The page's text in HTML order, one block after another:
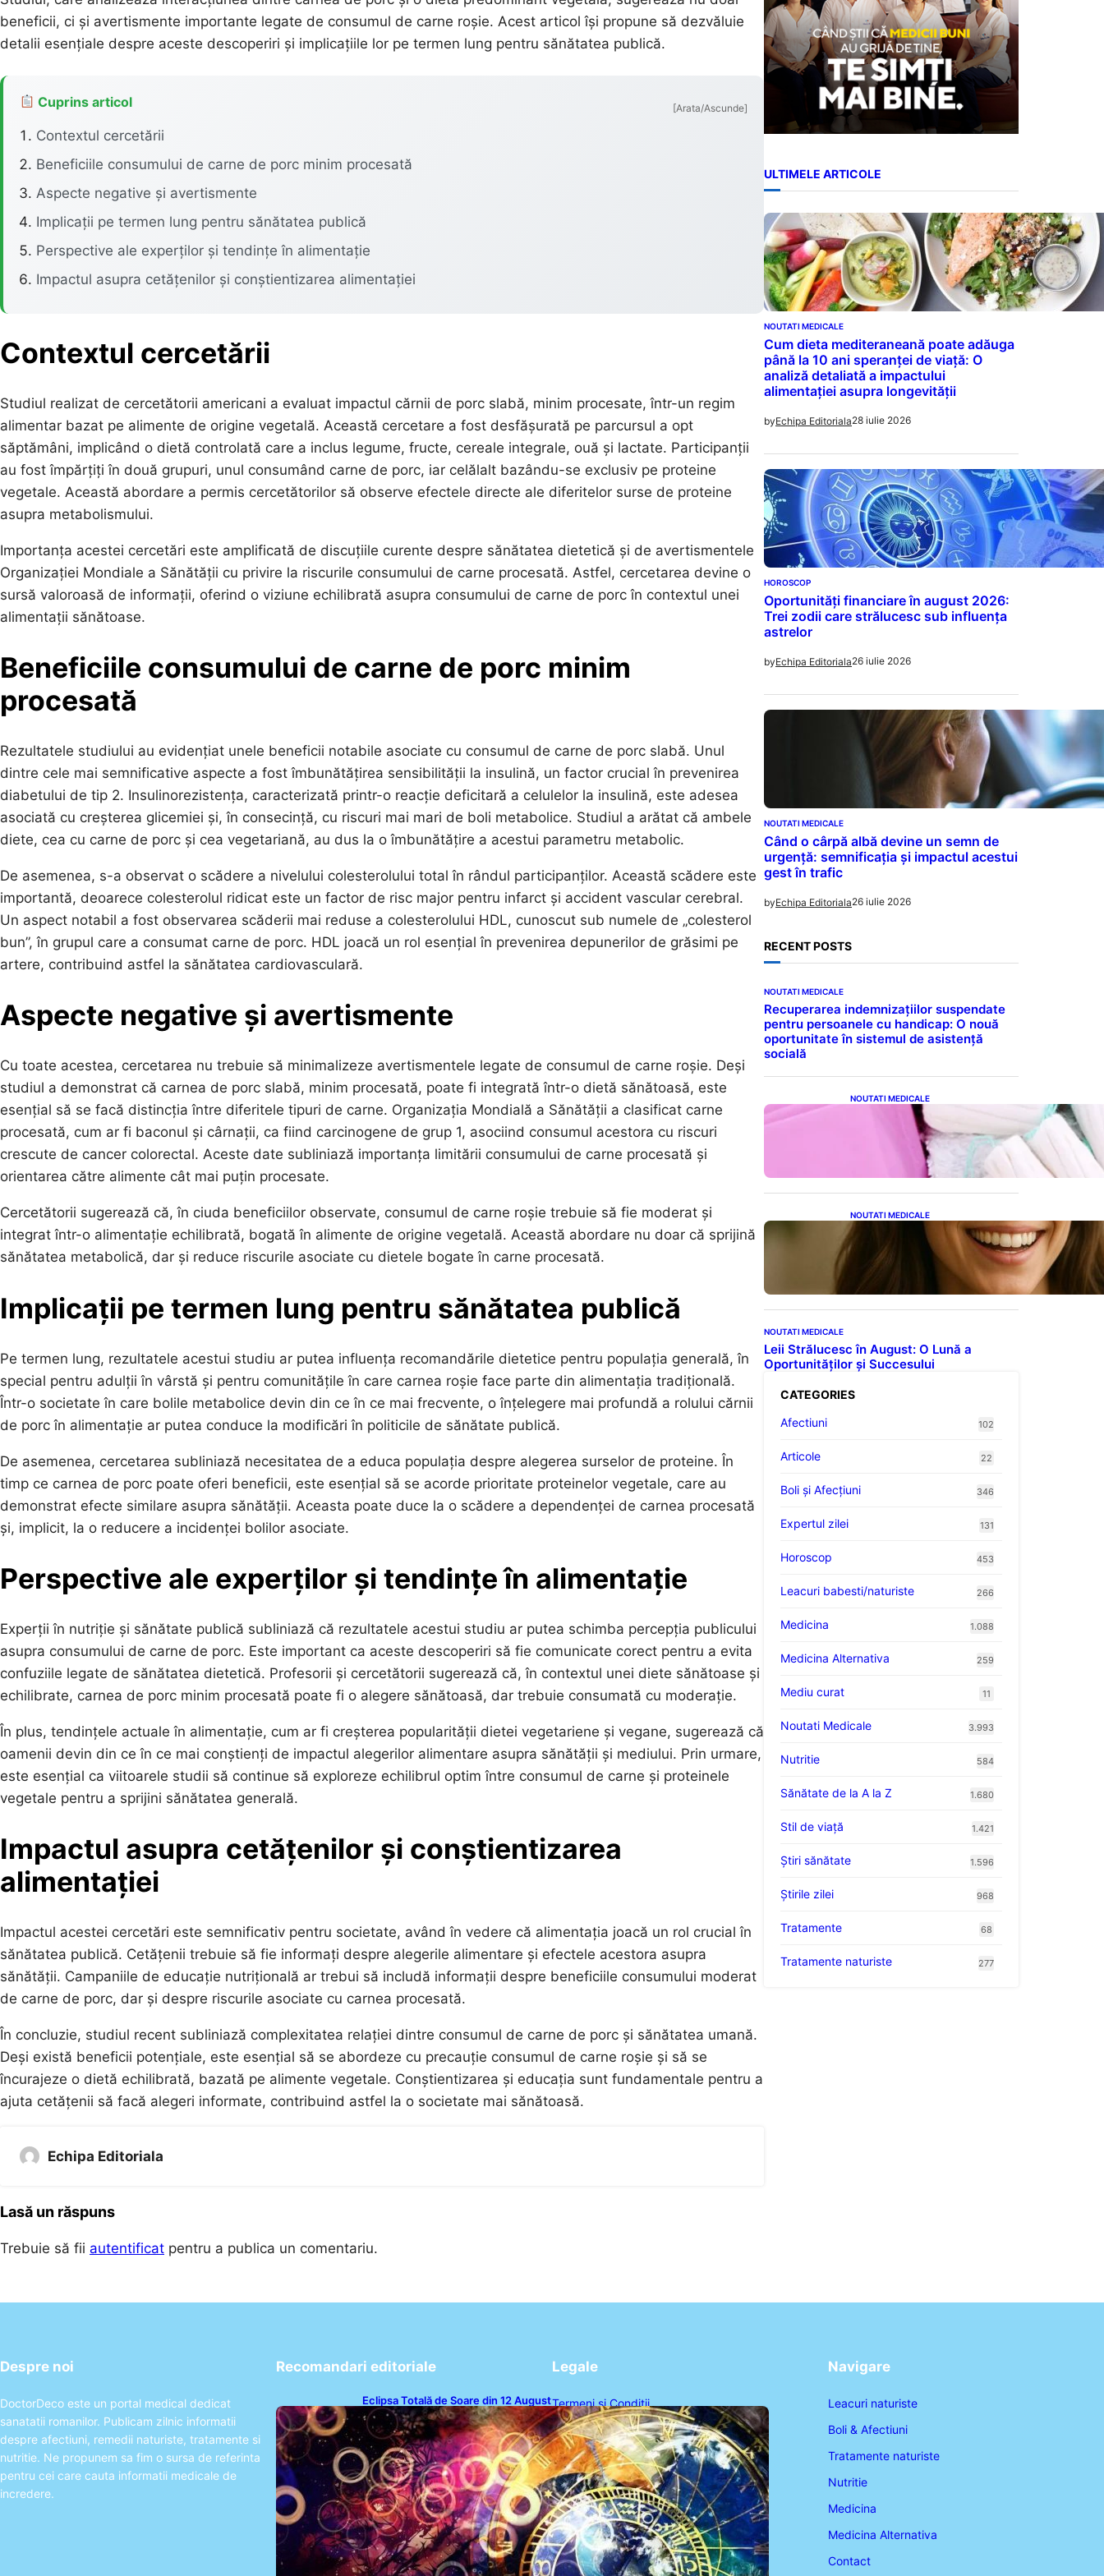
beneficii, ci și avertismente importante legate de consumul de carne roșie. Acest articol își propune să dezvăluie
detalii esențiale despre aceste descoperiri și implicațiile lor pe termen lung pentru sănătatea publică.
Cuprins articol [Arata/Ascunde]
Contextul cercetării
Beneficiile consumului de carne de porc minim procesată
Aspecte negative și avertismente
Implicații pe termen lung pentru sănătatea publică
Perspective ale experților și tendințe în alimentație
Impactul asupra cetățenilor și conștientizarea alimentației
Contextul cercetării
Studiul realizat de cercetătorii americani a evaluat impactul cărnii de porc slabă, minim procesate, într-un regim
alimentar bazat pe alimente de origine vegetală. Această cercetare a fost desfășurată pe parcursul a opt
săptămâni, implicând o dietă controlată care a inclus legume, fructe, cereale integrale, ouă și lactate. Participanții
au fost împărțiți în două grupuri, unul consumând carne de porc, iar celălalt bazându-se exclusiv pe proteine
vegetale. Această abordare a permis cercetătorilor să observe efectele directe ale diferitelor surse de proteine
asupra metabolismului.
Importanța acestei cercetări este amplificată de discuțiile curente despre sănătatea dietetică și de avertismentele
Organizației Mondiale a Sănătății cu privire la riscurile consumului de carne procesată. Astfel, cercetarea devine o
sursă valoroasă de informații, oferind o viziune echilibrată asupra consumului de carne de porc în contextul unei
alimentații sănătoase.
Beneficiile consumului de carne de porc minim
procesată
Rezultatele studiului au evidențiat unele beneficii notabile asociate cu consumul de carne de porc slabă. Unul
dintre cele mai semnificative aspecte a fost îmbunătățirea sensibilității la insulină, un factor crucial în prevenirea
diabetului de tip 2. Insulinorezistența, caracterizată printr-o reacție deficitară a celulelor la insulină, este adesea
asociată cu creșterea glicemiei și, în consecință, cu riscuri mai mari de boli metabolice. Studiul a arătat că ambele
diete, cea cu carne de porc și cea vegetariană, au dus la o îmbunătățire a acestui parametru metabolic.
De asemenea, s-a observat o scădere a nivelului colesterolului total în rândul participanților. Această scădere este
importantă, deoarece colesterolul ridicat este un factor de risc major pentru infarct și accident vascular cerebral.
Un aspect notabil a fost observarea scăderii mai reduse a colesterolului HDL, cunoscut sub numele de „colesterol
bun”, în grupul care a consumat carne de porc. HDL joacă un rol esențial în prevenirea depunerilor de grăsimi pe
artere, contribuind astfel la sănătatea cardiovasculară.
Aspecte negative și avertismente
Cu toate acestea, cercetarea nu trebuie să minimalizeze avertismentele legate de consumul de carne roșie. Deși
studiul a demonstrat că carnea de porc slabă, minim procesată, poate fi integrată într-o dietă sănătoasă, este
esențial să se facă distincția între diferitele tipuri de carne. Organizația Mondială a Sănătății a clasificat carne
procesată, cum ar fi baconul și cârnații, ca fiind carcinogene de grup 1, asociind consumul acestora cu riscuri
crescute de cancer colorectal. Aceste date subliniază importanța limitării consumului de carne procesată și
orientarea către alimente cât mai puțin procesate.
Cercetătorii sugerează că, în ciuda beneficiilor observate, consumul de carne roșie trebuie să fie moderat și
integrat într-o alimentație echilibrată, bogată în alimente de origine vegetală. Această abordare nu doar că sprijină
sănătatea metabolică, dar și reduce riscurile asociate cu dietele bogate în carne procesată.
Implicații pe termen lung pentru sănătatea publică
Pe termen lung, rezultatele acestui studiu ar putea influența recomandările dietetice pentru populația generală, în
special pentru adulții în vârstă și pentru comunitățile în care carnea roșie face parte din alimentația tradițională.
Într-o societate în care bolile metabolice devin din ce în ce mai frecvente, o înțelegere mai profundă a rolului cărnii
de porc în alimentație ar putea conduce la modificări în politicile de sănătate publică.
De asemenea, cercetarea subliniază necesitatea de a educa populația despre alegerea surselor de proteine. În
timp ce carnea de porc poate oferi beneficii, este esențial să se acorde prioritate proteinelor vegetale, care au
demonstrat efecte similare asupra sănătății. Aceasta poate duce la o scădere a dependenței de carnea procesată
și, implicit, la o reducere a incidenței bolilor asociate.
Perspective ale experților și tendințe în alimentație
Experții în nutriție și sănătate publică subliniază că rezultatele acestui studiu ar putea schimba percepția publicului
asupra consumului de carne de porc. Este important ca aceste descoperiri să fie comunicate corect pentru a evita
confuziile legate de sănătatea dietetică. Profesorii și cercetătorii sugerează că, în contextul unei diete sănătoase și
echilibrate, carnea de porc minim procesată poate fi o alegere sănătoasă, dar trebuie consumată cu moderație.
În plus, tendințele actuale în alimentație, cum ar fi creșterea popularității dietei vegetariene și vegane, sugerează că
oamenii devin din ce în ce mai conștienți de impactul alegerilor alimentare asupra sănătății și mediului. Prin urmare,
este esențial ca viitoarele studii să continue să exploreze echilibrul optim între consumul de carne și proteinele
vegetale pentru a sprijini sănătatea generală.
Impactul asupra cetățenilor și conștientizarea
alimentației
Impactul acestei cercetări este semnificativ pentru societate, având în vedere că alimentația joacă un rol crucial în
sănătatea publică. Cetățenii trebuie să fie informați despre alegerile alimentare și efectele acestora asupra
sănătății. Campaniile de educație nutrițională ar trebui să includă informații despre beneficiile consumului moderat
de carne de porc, dar și despre riscurile asociate cu carnea procesată.
În concluzie, studiul recent subliniază complexitatea relației dintre consumul de carne de porc și sănătatea umană.
Deși există beneficii potențiale, este esențial să se abordeze cu precauție consumul de carne roșie și să se
încurajeze o dietă echilibrată, bazată pe alimente vegetale. Conștientizarea și educația sunt fundamentale pentru a
ajuta cetățenii să facă alegeri informate, contribuind astfel la o societate mai sănătoasă.
Echipa Editoriala
Lasă un răspuns
Trebuie să fii autentificat pentru a publica un comentariu.
ULTIMELE ARTICOLE
NOUTATI MEDICALE
Cum dieta mediteraneană poate adăuga
până la 10 ani speranței de viață: O
analiză detaliată a impactului
alimentației asupra longevității
byEchipa Editoriala28 iulie 2026
HOROSCOP
Oportunități financiare în august 2026:
Trei zodii care strălucesc sub influența
astrelor
byEchipa Editoriala26 iulie 2026
NOUTATI MEDICALE
Când o cârpă albă devine un semn de
urgență: semnificația și impactul acestui
gest în trafic
byEchipa Editoriala26 iulie 2026
RECENT POSTS
NOUTATI MEDICALE
Recuperarea indemnizațiilor suspendate
pentru persoanele cu handicap: O nouă
oportunitate în sistemul de asistență
socială
NOUTATI MEDICALE
Tampoanele menstruale: O
analiză profundă a riscurilor
legate de metale toxice
NOUTATI MEDICALE
Ceaiul – Băutura care
protejează inima:
Descoperiri recente despre
beneficiile consumului zilnic
NOUTATI MEDICALE
Leii Strălucesc în August: O Lună a
Oportunităților și Succesului
CATEGORIES
Afectiuni
102
Articole 22
Boli și Afecțiuni 346
Expertul zilei 131
Horoscop 453
Leacuri babesti/naturiste 266
Medicina 1.088
Medicina Alternativa 259
Mediu curat 11
Noutati Medicale 3.993
Nutritie 584
Sănătate de la A la Z 1.680
Stil de viaţă 1.421
Ştiri sănătate 1.596
Știrile zilei 968
Tratamente 68
Tratamente naturiste 277
Despre noi
DoctorDeco este un portal medical dedicat
sanatatii romanilor. Publicam zilnic informatii
despre afectiuni, remedii naturiste, tratamente si
nutritie. Ne propunem sa fim o sursa de referinta
pentru cei care cauta informatii medicale de
incredere.
Recomandari editoriale
Eclipsa Totală de Soare din 12 August
2026: O Analiză a Impactului asupra
Trei Zodii și a Ciclului de 18 Ani
Legale
Termeni și Condiții
Politica de Confidențialitate
Politica de Cookies
Disclaimer
Contact
Navigare
Leacuri naturiste
Boli & Afectiuni
Tratamente naturiste
Nutritie
Medicina
Medicina Alternativa
Contact